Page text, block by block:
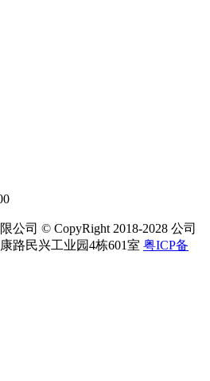
公司 © CopyRight 2018-2028 公司
路民兴工业园4栋601室 粤ICP备